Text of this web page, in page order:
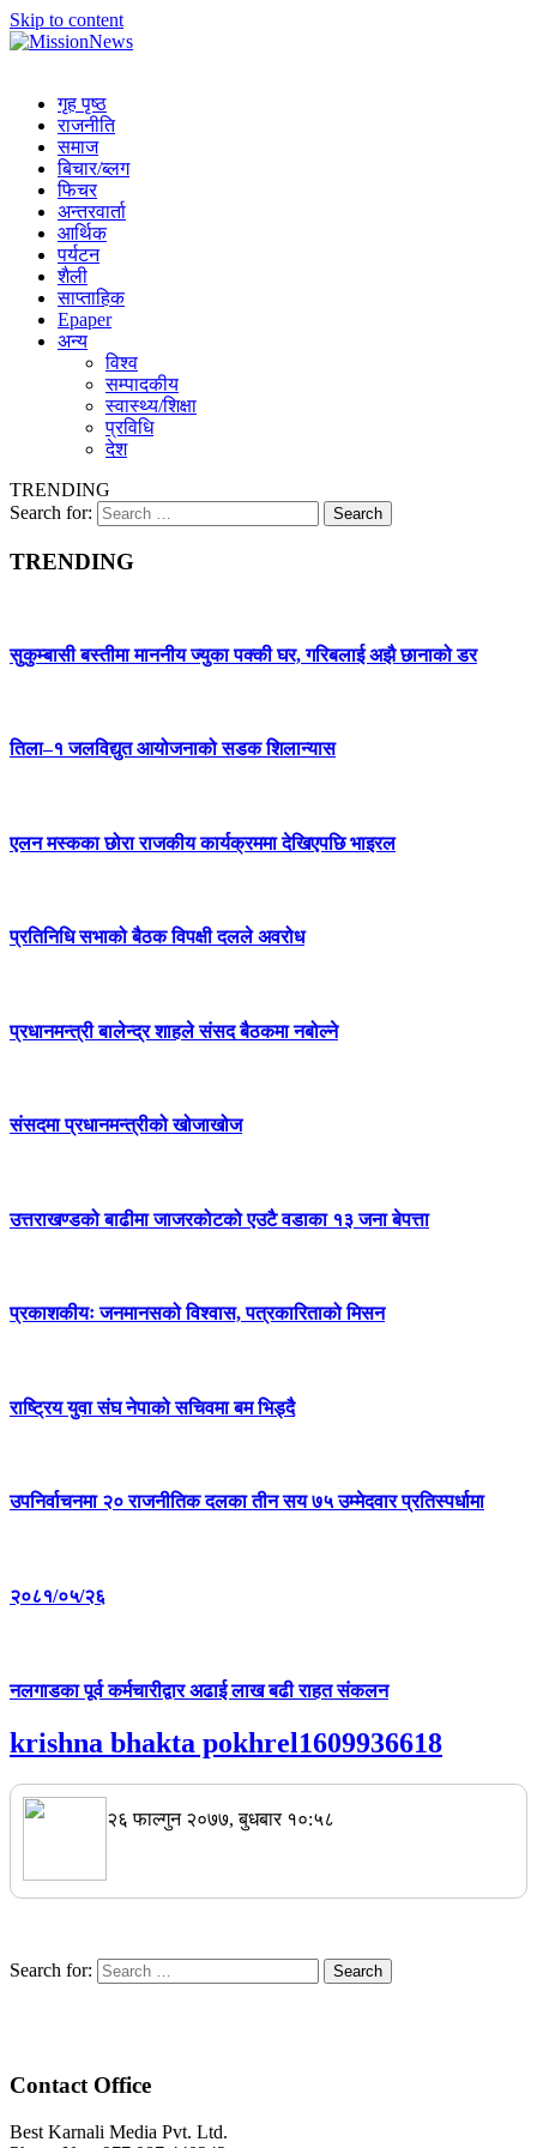
Skip to content
गृह पृष्ठ
राजनीति
समाज
बिचार/ब्लग
फिचर
अन्तरवार्ता
आर्थिक
पर्यटन
शैली
साप्ताहिक
Epaper
अन्य
विश्व
सम्पादकीय
स्वास्थ्य/शिक्षा
प्रविधि
देश
TRENDING
Search for:
TRENDING
सुकुम्बासी बस्तीमा माननीय ज्युका पक्की घर, गरिबलाई अझै छानाको डर
तिला–१ जलविद्युत आयोजनाको सडक शिलान्यास
एलन मस्कका छोरा राजकीय कार्यक्रममा देखिएपछि भाइरल
प्रतिनिधि सभाको बैठक विपक्षी दलले अवरोध
प्रधानमन्त्री बालेन्द्र शाहले संसद बैठकमा नबोल्ने
संसदमा प्रधानमन्त्रीको खोजाखोज
उत्तराखण्डको बाढीमा जाजरकोटको एउटै वडाका १३ जना बेपत्ता
प्रकाशकीयः जनमानसको विश्वास, पत्रकारिताको मिसन
राष्ट्रिय युवा संघ नेपाको सचिवमा बम भिड्दै
उपनिर्वाचनमा २० राजनीतिक दलका तीन सय ७५ उम्मेदवार प्रतिस्पर्धामा
२०८१/०५/२६
नलगाडका पूर्व कर्मचारीद्वार अढाई लाख बढी राहत संकलन
krishna bhakta pokhrel1609936618
२६ फाल्गुन २०७७, बुधबार १०:५८
Search for:
Contact Office
Best Karnali Media Pvt. Ltd.